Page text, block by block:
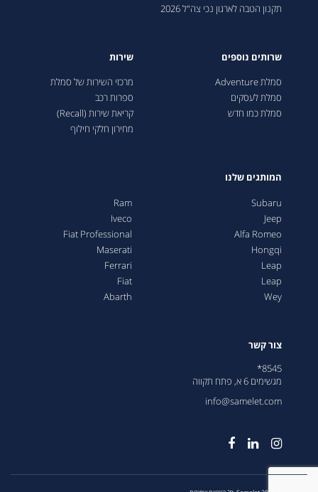
תקנון הטבה לארגון נכי צה"ל 2026
שרותים נוספים
סמלת Adventure
סמלת לעסקים
סמלת כמו חדש
שירות
מרכזי השירות של סמלת
ספרות רכב
קריאת שירות (Recall)
מחירון חלקי חילוף
המותגים שלנו
Subaru
Jeep
Alfa Romeo
Hongqi
Leap
Leap
Wey
Ram
Iveco
Fiat Professional
Maserati
Ferrari
Fiat
Abarth
צור קשר
8545*
מגשימים 6 א, פתח תקווה
info@samelet.com